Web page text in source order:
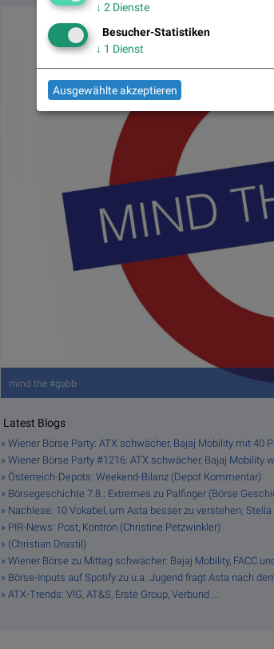
mind the #gabb
Latest Blogs
» Wiener Börse Party: ATX schwächer, Bajaj Mobility mit 40
» Wiener Börse Party #1216: ATX schwächer, Bajaj Mobility
» Österreich-Depots: Weekend-Bilanz (Depot Kommentar)
» Börsegeschichte 7.8.: Extremes zu Palfinger (Börse
» Nachlese: 10 Vokabel, um Asta besser zu verstehen; Stella
» PIR-News: Post, Kontron (Christine Petzwinkler)
» (Christian Drastil)
» Wiener Börse zu Mittag schwächer: Bajaj Mobility, FACC
» Börse-Inputs auf Spotify zu u.a. Jugend fragt Asta nach
» ATX-Trends: VIG, AT&S, Erste Group, Verbund ...
↓ 2 Dienste
Besucher-Statistiken
↓ 1 Dienst
Ausgewählte akzeptieren